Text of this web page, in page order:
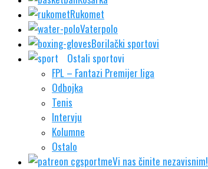
Rukomet
Vaterpolo
Borilački sportovi
Ostali sportovi
FPL – Fantazi Premijer liga
Odbojka
Tenis
Intervju
Kolumne
Ostalo
Vi nas činite nezavisnim!